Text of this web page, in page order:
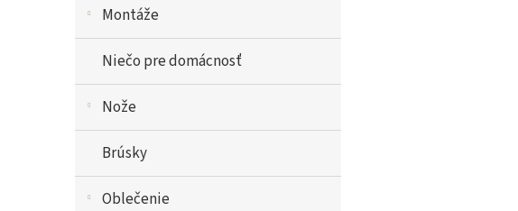
Montáže
Niečo pre domácnosť
Nože
Brúsky
Oblečenie